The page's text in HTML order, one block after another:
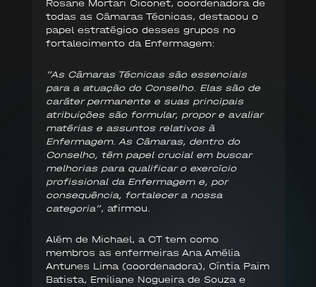
Rosane Mortari Ciconet, coordenadora de
todas as Câmaras Técnicas, destacou o
papel estratégico desses grupos no
fortalecimento da Enfermagem:
“As Câmaras Técnicas são essenciais
para a atuação do Conselho. Elas são de
caráter permanente e suas principais
atribuições são formular, propor e avaliar
matérias e assuntos relativos à
Enfermagem. As Câmaras, dentro do
Conselho, têm papel crucial em buscar
melhorias para qualificar o exercício
profissional da Enfermagem e, por
consequência, fortalecer a nossa
categoria”, afirmou.
Além de Michael, a CT tem como
membros as enfermeiras Ana Amélia
Antunes Lima (coordenadora), Cíntia Paim
Batista, Emiliane Nogueira de Souza e